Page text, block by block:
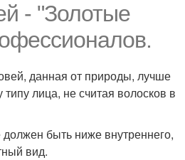
- "Золотые
данная от природы, лучше
типу лица, не считая волосков в
быть ниже внутреннего,
вид.